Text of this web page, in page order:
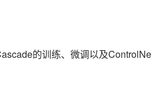
的训练、微调以及ControlNe